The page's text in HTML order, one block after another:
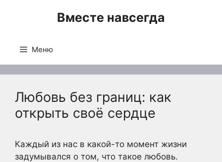
Вместе навсегда
Меню
Любовь без границ: как
открыть своё сердце
Каждый из нас в какой-то момент жизни
задумывался о том, что такое любовь.